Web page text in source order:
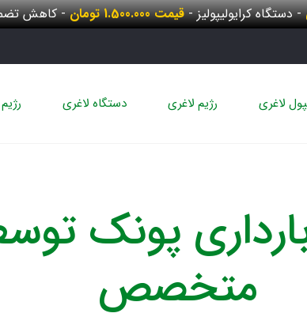
- دستگاه کرایولیپولیز -قیمت 1.500.000 تومان - کاهش
لاغری رژیم لاغری دستگاه لاغری
پونک
متخصص